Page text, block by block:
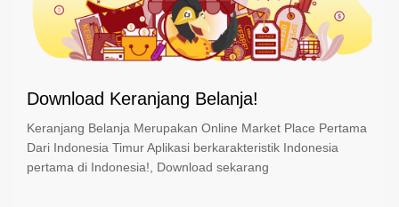
Download Keranjang Belanja!
Keranjang Belanja Merupakan Online Market Place Pertama
Dari Indonesia Timur Aplikasi berkarakteristik Indonesia
pertama di Indonesia!, Download sekarang